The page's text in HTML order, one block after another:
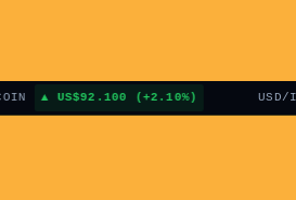
US$92.100 (+2.10%) USD/IDR